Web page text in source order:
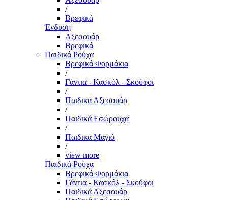
/
Βρεφικά
Ένδυση
Αξεσουάρ
Βρεφικά
Παιδικά Ρούχα
Βρεφικά Φορμάκια
/
Γάντια - Κασκόλ - Σκούφοι
/
Παιδικά Αξεσουάρ
/
Παιδικά Εσώρουχα
/
Παιδικά Μαγιό
/
view more
Παιδικά Ρούχα
Βρεφικά Φορμάκια
Γάντια - Κασκόλ - Σκούφοι
Παιδικά Αξεσουάρ